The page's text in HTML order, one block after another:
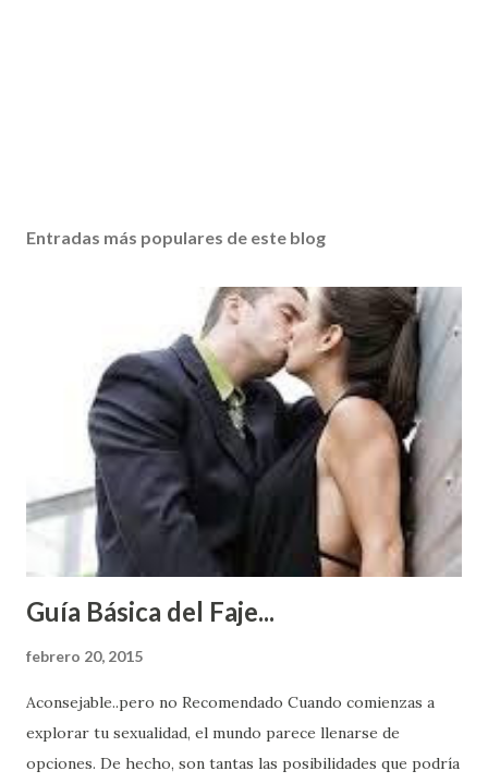
Entradas más populares de este blog
Guía Básica del Faje...
febrero 20, 2015
Aconsejable..pero no Recomendado Cuando comienzas a
explorar tu sexualidad, el mundo parece llenarse de
opciones. De hecho, son tantas las posibilidades que podría